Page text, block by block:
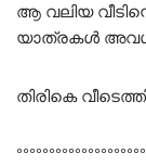
ആ വലിയ
യാത്രകൾ
തിരികെ